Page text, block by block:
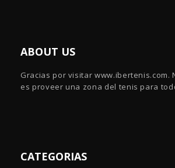
ABOUT US
Gracias por visitar www.ibertenis.com.
es proveer una zona del tenis para
CATEGORIAS